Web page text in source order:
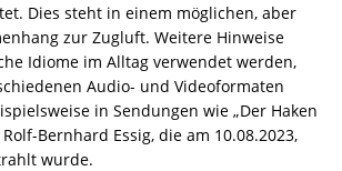
Dies steht in einem möglichen, aber
zur Zugluft. Weitere Hinweise
Idiome im Alltag verwendet werden,
Audio- und Videoformaten
in Sendungen wie „Der Haken
Bernhard Essig, die am 10.08.2023,
wurde.